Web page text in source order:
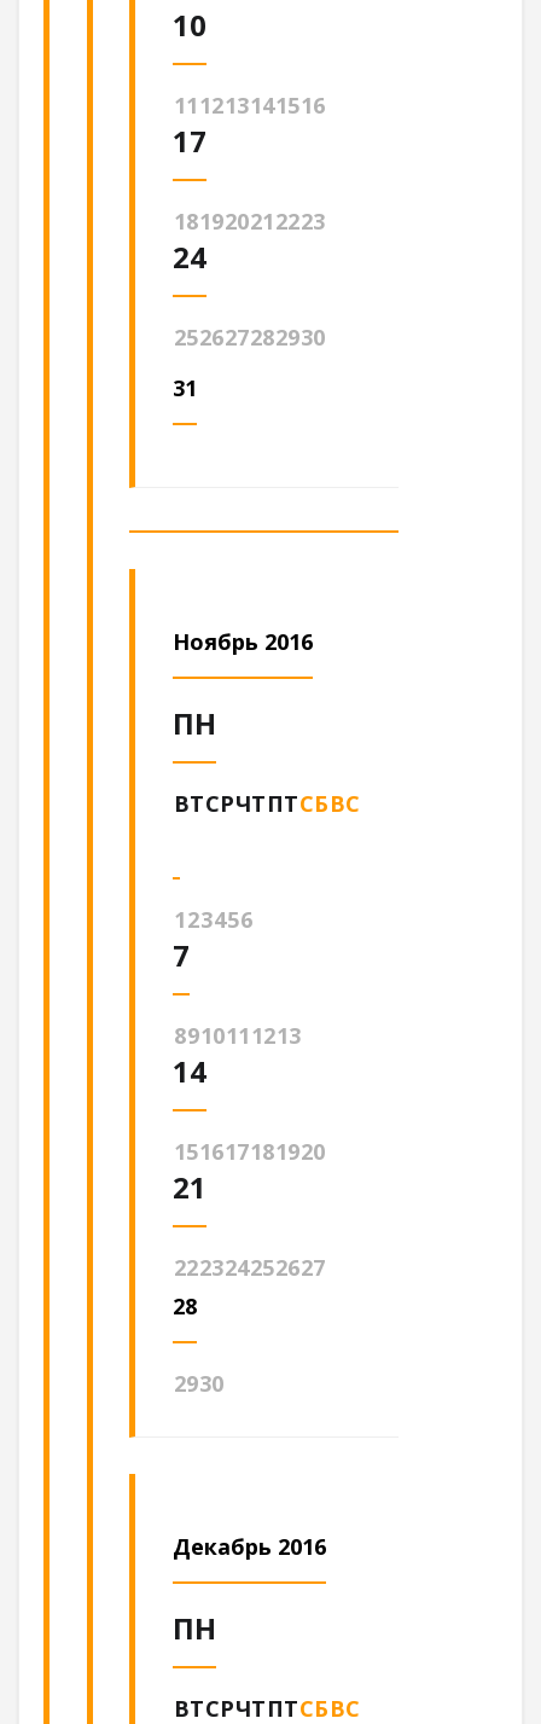
10
111213141516
17
181920212223
24
252627282930
31
Ноябрь 2016
ПН
ВТСРЧТПТСБВС
123456
7
8910111213
14
151617181920
21
222324252627
28
2930
Декабрь 2016
ПН
ВТСРЧТПТСБВС